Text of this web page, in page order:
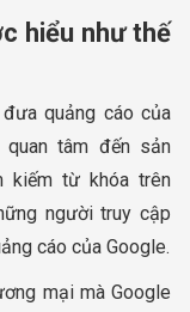
hiểu như thế
quảng cáo của
tâm đến sản
kiếm từ khóa trên
người truy cập
cáo của Google.
mại mà Google